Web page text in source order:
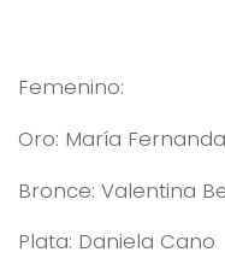
Femenino:
Oro: María
Bronce: Valentina
Plata: Daniela Cano